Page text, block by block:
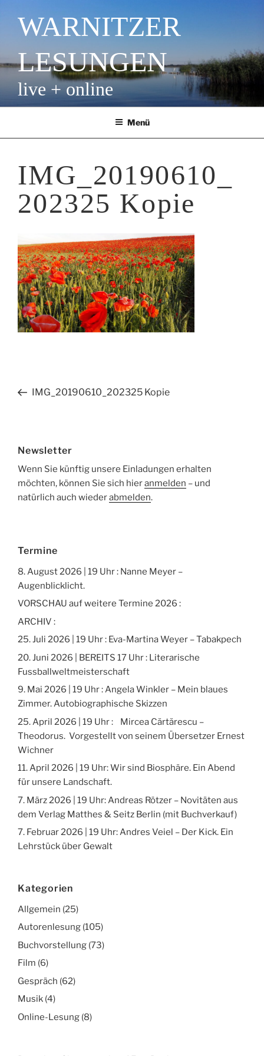
Inhalt
springenWARNITZER
LESUNGEN
live + online
Menü
IMG_20190610_
202325 Kopie
Beitragsnavigation
Vorheriger
IMG_20190610_202325 Kopie
Newsletter
Wenn Sie künftig unsere Einladungen erhalten
möchten, können Sie sich hieranmelden – und
natürlich auch wiederabmelden.
Termine
8. August 2026 | 19 Uhr : Nanne Meyer –
Augenblicklicht.
VORSCHAU auf weitere Termine 2026 :
ARCHIV :
25. Juli 2026 | 19 Uhr : Eva-Martina Weyer – Tabakpech
20. Juni 2026 | BEREITS 17 Uhr : Literarische
Fussballweltmeisterschaft
9. Mai 2026 | 19 Uhr : Angela Winkler – Mein blaues
Zimmer. Autobiographische Skizzen
25. April 2026 | 19 Uhr : Mircea Cărtărescu –
Theodorus. Vorgestellt von seinem Übersetzer Ernest
Wichner
11. April 2026 | 19 Uhr: Wir sind Biosphäre. Ein Abend
für unsere Landschaft.
7. März 2026 | 19 Uhr: Andreas Rötzer – Novitäten aus
dem Verlag Matthes & Seitz Berlin (mit Buchverkauf)
7. Februar 2026 | 19 Uhr: Andres Veiel – Der Kick. Ein
Lehrstück über Gewalt
Kategorien
Allgemein (25)
Autorenlesung (105)
Buchvorstellung (73)
Film (6)
Gespräch (62)
Musik (4)
Online-Lesung (8)